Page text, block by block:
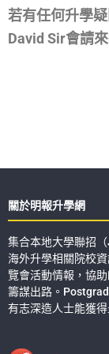
若有任何升學
David Sir會請
關於明報升學網
集合本地大學聯招（
海外升學相關院校
覽會活動情報，協
籌謀出路。
有志深造人士能獲